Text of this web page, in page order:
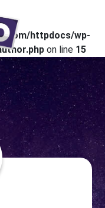
httpdocs/wp-
on line 15